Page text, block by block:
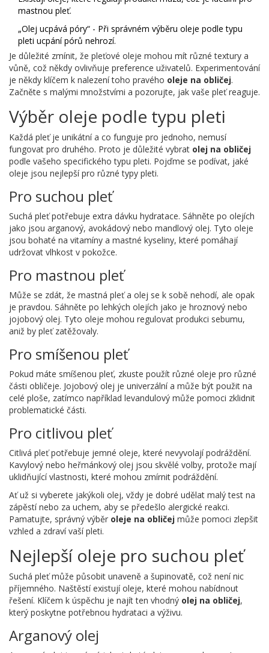
mastnou pleť.
„Olej ucpává póry“ - Při správném výběru oleje podle typu
pleti ucpání pórů nehrozí.
Je důležité zmínit, že pleťové oleje mohou mít různé textury a
vůně, což někdy ovlivňuje preference uživatelů. Experimentování
je někdy klíčem k nalezení toho pravého oleje na obličej.
Začněte s malými množstvími a pozorujte, jak vaše pleť reaguje.
Výběr oleje podle typu pleti
Každá pleť je unikátní a co funguje pro jednoho, nemusí
fungovat pro druhého. Proto je důležité vybrat olej na obličej
podle vašeho specifického typu pleti. Pojďme se podívat, jaké
oleje jsou nejlepší pro různé typy pleti.
Pro suchou pleť
Suchá pleť potřebuje extra dávku hydratace. Sáhněte po olejích
jako jsou arganový, avokádový nebo mandlový olej. Tyto oleje
jsou bohaté na vitamíny a mastné kyseliny, které pomáhají
udržovat vlhkost v pokožce.
Pro mastnou pleť
Může se zdát, že mastná pleť a olej se k sobě nehodí, ale opak
je pravdou. Sáhněte po lehkých olejích jako je hroznový nebo
jojobový olej. Tyto oleje mohou regulovat produkci sebumu,
aniž by pleť zatěžovaly.
Pro smíšenou pleť
Pokud máte smíšenou pleť, zkuste použít různé oleje pro různé
části obličeje. Jojobový olej je univerzální a může být použit na
celé ploše, zatímco například levandulový může pomoci zklidnit
problematické části.
Pro citlivou pleť
Citlivá pleť potřebuje jemné oleje, které nevyvolají podráždění.
Kavylový nebo heřmánkový olej jsou skvělé volby, protože mají
uklidňující vlastnosti, které mohou zmírnit podráždění.
Ať už si vyberete jakýkoli olej, vždy je dobré udělat malý test na
zápěstí nebo za uchem, aby se předešlo alergické reakci.
Pamatujte, správný výběr oleje na obličej může pomoci zlepšit
vzhled a zdraví vaší pleti.
Nejlepší oleje pro suchou pleť
Suchá pleť může působit unaveně a šupinovatě, což není nic
příjemného. Naštěstí existují oleje, které mohou nabídnout
řešení. Klíčem k úspěchu je najít ten vhodný olej na obličej,
který poskytne potřebnou hydrataci a výživu.
Arganový olej